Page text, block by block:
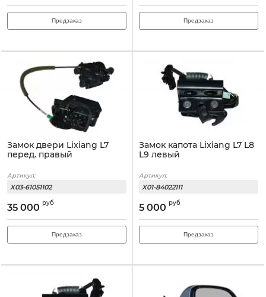
Предзаказ Предзаказ
Замок двери Lixiang L7
перед. правый
Артикул:
X03-61051102
35 000 руб
Предзаказ
Замок капота Lixiang L7 L8
L9 левый
Артикул:
X01-84022111
5 000 руб
Предзаказ